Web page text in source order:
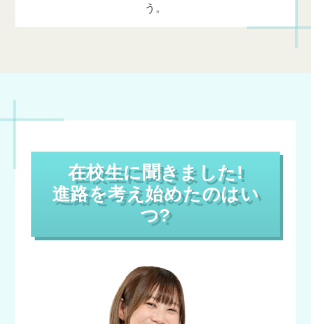
う。
在校生に聞きました!
進路を考え始めたのはい
つ?